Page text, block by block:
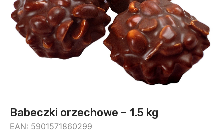
Babeczki orzechowe – 1.5 kg
EAN: 5901571860299